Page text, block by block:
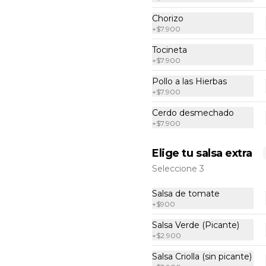
frito, fríjol paisa, papa, madurito, y
salsa criolla de la casa.
$23.900$40.900
Bandeja Paisa
Bowl típico paisa con fríjol paisa,
arroz achiotado, madurito,  huevo
frito y carne molida.
Chorizo
+$7.900
Tocineta
+$7.900
Pollo a las Hierbas
+$7.900
Cerdo desmechado
+$7.900
Elige tu salsa extra
Seleccione 3
Salsa de tomate
+$900
Salsa Verde (Picante)
+$2.900
Salsa Criolla (sin picante)